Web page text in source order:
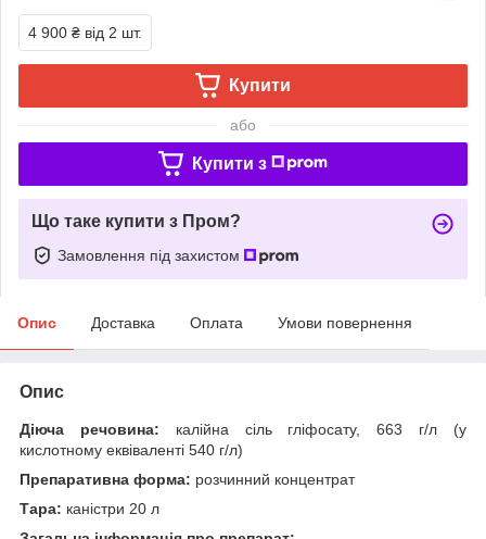
4 900 ₴ від 2 шт.
Купити
або
Купити з
Що таке купити з Пром?
Замовлення під захистом
Опис Доставка Оплата Умови повернення
Опис
Діюча речовина: калійна сіль гліфосату, 663 г/л (у
кислотному еквіваленті 540 г/л)
Препаративна форма: розчинний концентрат
Тара: каністри 20 л